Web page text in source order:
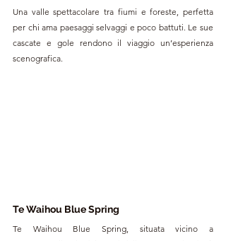
Una valle spettacolare tra fiumi e foreste, perfetta
per chi ama paesaggi selvaggi e poco battuti. Le sue
cascate e gole rendono il viaggio un’esperienza
scenografica.
Te Waihou Blue Spring
Te Waihou Blue Spring, situata vicino a